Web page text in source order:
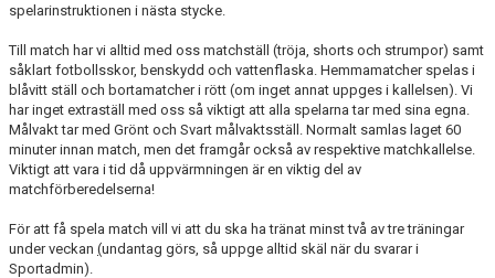
spelarinstruktionen i nästa stycke.
Till match har vi alltid med oss matchställ (tröja, shorts och strumpor) samt
såklart fotbollsskor, benskydd och vattenflaska. Hemmamatcher spelas i
blåvitt ställ och bortamatcher i rött (om inget annat uppges i kallelsen). Vi
har inget extraställ med oss så viktigt att alla spelarna tar med sina egna.
Målvakt tar med Grönt och Svart målvaktsställ. Normalt samlas laget 60
minuter innan match, men det framgår också av respektive matchkallelse.
Viktigt att vara i tid då uppvärmningen är en viktig del av
matchförberedelserna!
För att få spela match vill vi att du ska ha tränat minst två av tre träningar
under veckan (undantag görs, så uppge alltid skäl när du svarar i
Sportadmin).